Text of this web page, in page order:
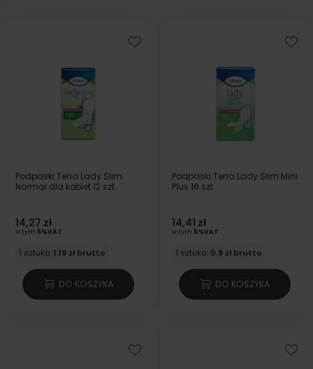
Podpaski Tena Lady Slim
Normal dla kobiet 12 szt
14,27 zł
w tym 5%VAT
1 sztuka:1.19 zł brutto
DO KOSZYKA
Podpaski Tena Lady Slim Mini
Plus 16 szt
14,41 zł
w tym 5%VAT
1 sztuka: 0.9 zł brutto
DO KOSZYKA